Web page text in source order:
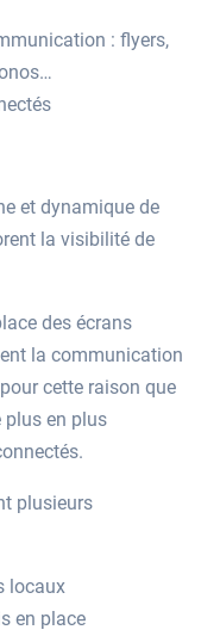
: flyers,
et dynamique de
la visibilité de
des écrans
la communication
cette raison que
plus en plus
plusieurs
locaux
en place